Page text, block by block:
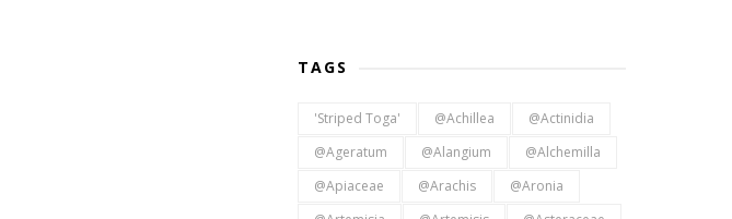
TAGS
'Striped Toga' @Achillea
@Actinidia
@Ageratum
@Alangium
@Alchemilla
@Apiaceae
@Arachis
@Aronia